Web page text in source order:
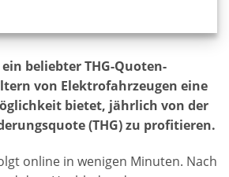
beliebter THG-Quoten-
von Elektrofahrzeugen eine
bietet, jährlich von der
(THG) zu profitieren.
online in wenigen Minuten. Nach